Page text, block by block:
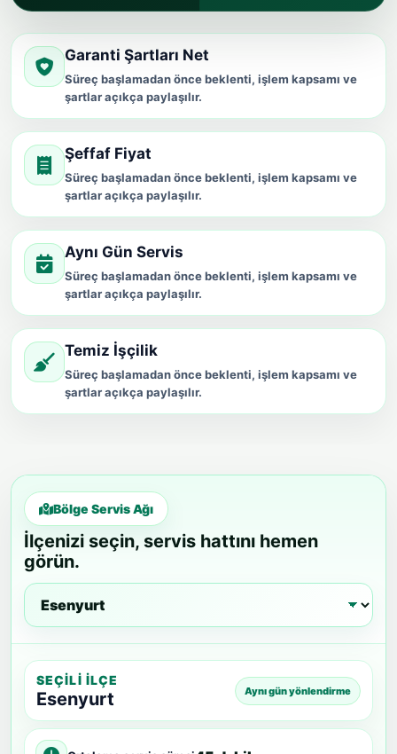
Garanti Şartları Net
Süreç başlamadan önce beklenti, işlem kapsamı ve
şartlar açıkça paylaşılır.
Şeffaf Fiyat
Süreç başlamadan önce beklenti, işlem kapsamı ve
şartlar açıkça paylaşılır.
Aynı Gün Servis
Süreç başlamadan önce beklenti, işlem kapsamı ve
şartlar açıkça paylaşılır.
Temiz İşçilik
Süreç başlamadan önce beklenti, işlem kapsamı ve
şartlar açıkça paylaşılır.
Bölge Servis Ağı
İlçenizi seçin, servis hattını hemen
görün.
SEÇILI İLÇE
Esenyurt Aynı gün yönlendirme